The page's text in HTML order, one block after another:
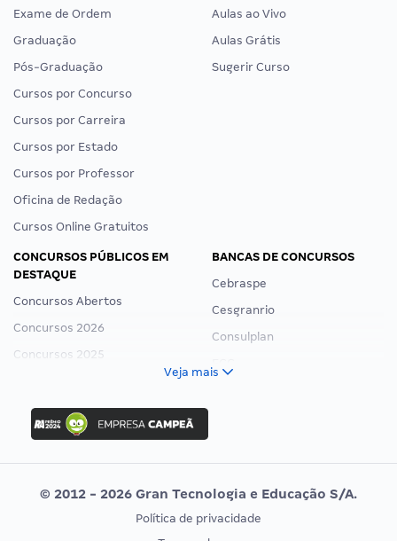
Exame de Ordem
Graduação
Pós-Graduação
Cursos por Concurso
Cursos por Carreira
Cursos por Estado
Cursos por Professor
Oficina de Redação
Cursos Online Gratuitos
Aulas ao Vivo
Aulas Grátis
Sugerir Curso
CONCURSOS PÚBLICOS EM
DESTAQUE
Concursos Abertos
Concursos 2026
Concursos 2025
Concurso Ibama
Concurso MPU
Editais publicados
BANCAS DE CONCURSOS
Cebraspe
Cesgranrio
Consulplan
Vunesp
CONCURSOS POR PROFISSÃO EXAME DE ORDEM
Veja mais
© 2012 - 2026 Gran Tecnologia e Educação S/A.
Política de privacidade